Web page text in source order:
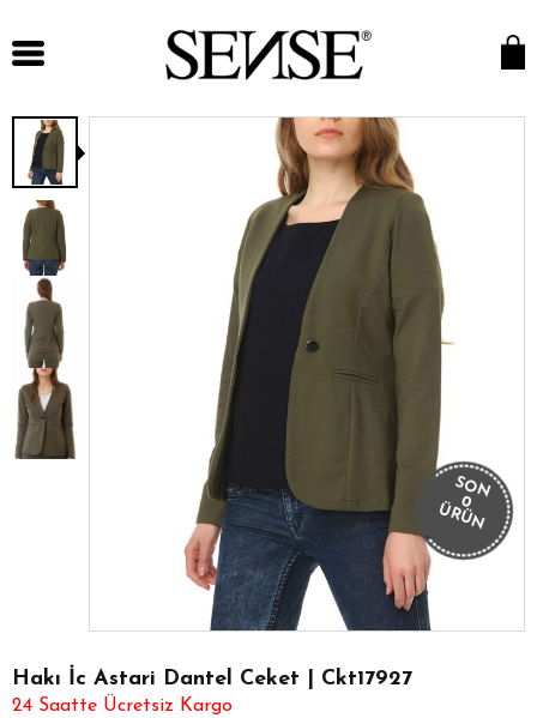
SON
0
ÜRÜN
Hakı İc Astari Dantel Ceket | Ckt17927
24 Saatte Ücretsiz Kargo